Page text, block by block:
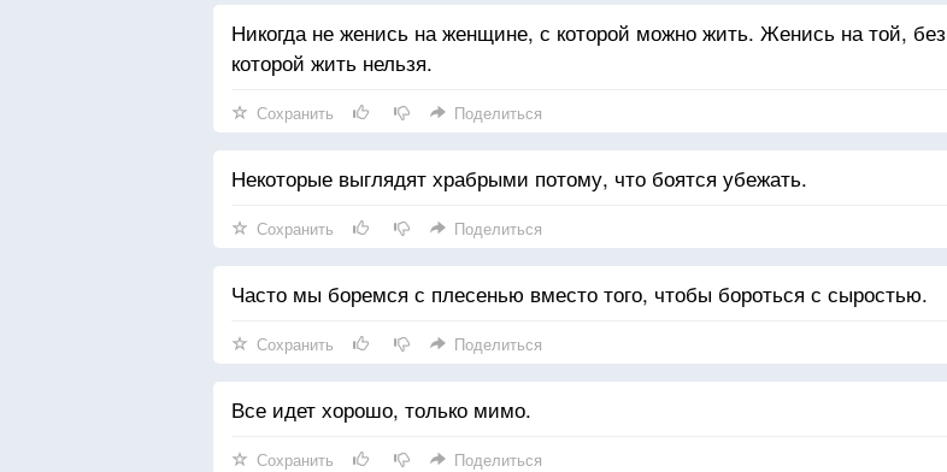
Никогда не женись на женщине, с которой можно жить. Женись на той, без
которой жить нельзя.
Сохранить Поделиться
Некоторые выглядят храбрыми потому, что боятся убежать.
Сохранить Поделиться
Часто мы боремся с плесенью вместо того, чтобы бороться с сыростью.
Сохранить Поделиться
Все идет хорошо, только мимо.
Сохранить Поделиться